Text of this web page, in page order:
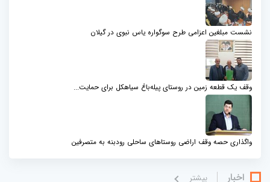
نشست مبلغین اعزامی طرح سوگواره یاس نبوی در گیلان
وقف یک قطعه زمین در روستای پیله‌باغ سیاهکل برای حمایت...
واگذاری حصه وقف اراضی روستاهای ساحلی رودبنه به متصرفین
اخبار بيشتر